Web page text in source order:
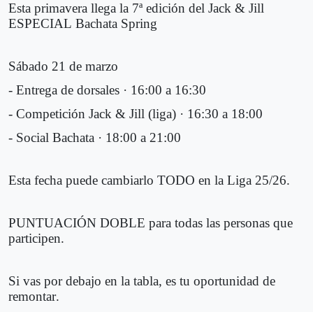
Esta primavera llega la 7ª edición del Jack & Jill
ESPECIAL Bachata Spring
Sábado 21 de marzo
- Entrega de dorsales · 16:00 a 16:30
- Competición Jack & Jill (liga) · 16:30 a 18:00
- Social Bachata · 18:00 a 21:00
Esta fecha puede cambiarlo TODO en la Liga 25/26.
PUNTUACIÓN DOBLE para todas las personas que
participen.
Si vas por debajo en la tabla, es tu oportunidad de
remontar.